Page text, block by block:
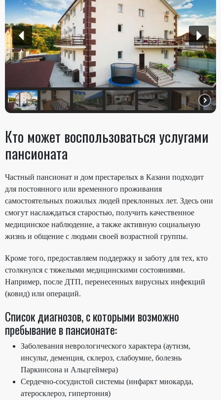
Кто может воспользоваться услугами
пансионата
Частный пансионат и дом престарелых в Казани подходит
для постоянного или временного проживания
самостоятельных пожилых людей преклонных лет. Здесь они
смогут наслаждаться старостью, получить качественное
медицинское наблюдение, а также активную социальную
жизнь и общение с людьми своей возрастной группы.
Кроме того, предоставляем поддержку и заботу для тех, кто
столкнулся с тяжелыми медицинскими состояниями.
Например, после ДТП, перенесенных вирусных инфекций
(ковид) или операций.
Список диагнозов, с которыми возможно
пребывание в пансионате:
Заболевания неврологического характера (аутизм,
инсульт, деменция, склероз, слабоумие, болезнь
Паркинсона и Альцгеймера)
Сердечно-сосудистой системы (инфаркт миокарда,
атеросклероз, гипертония)